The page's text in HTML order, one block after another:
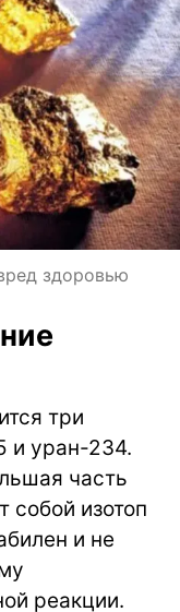
здоровью
три
и уран-234.
часть
собой изотоп
и не
реакции.